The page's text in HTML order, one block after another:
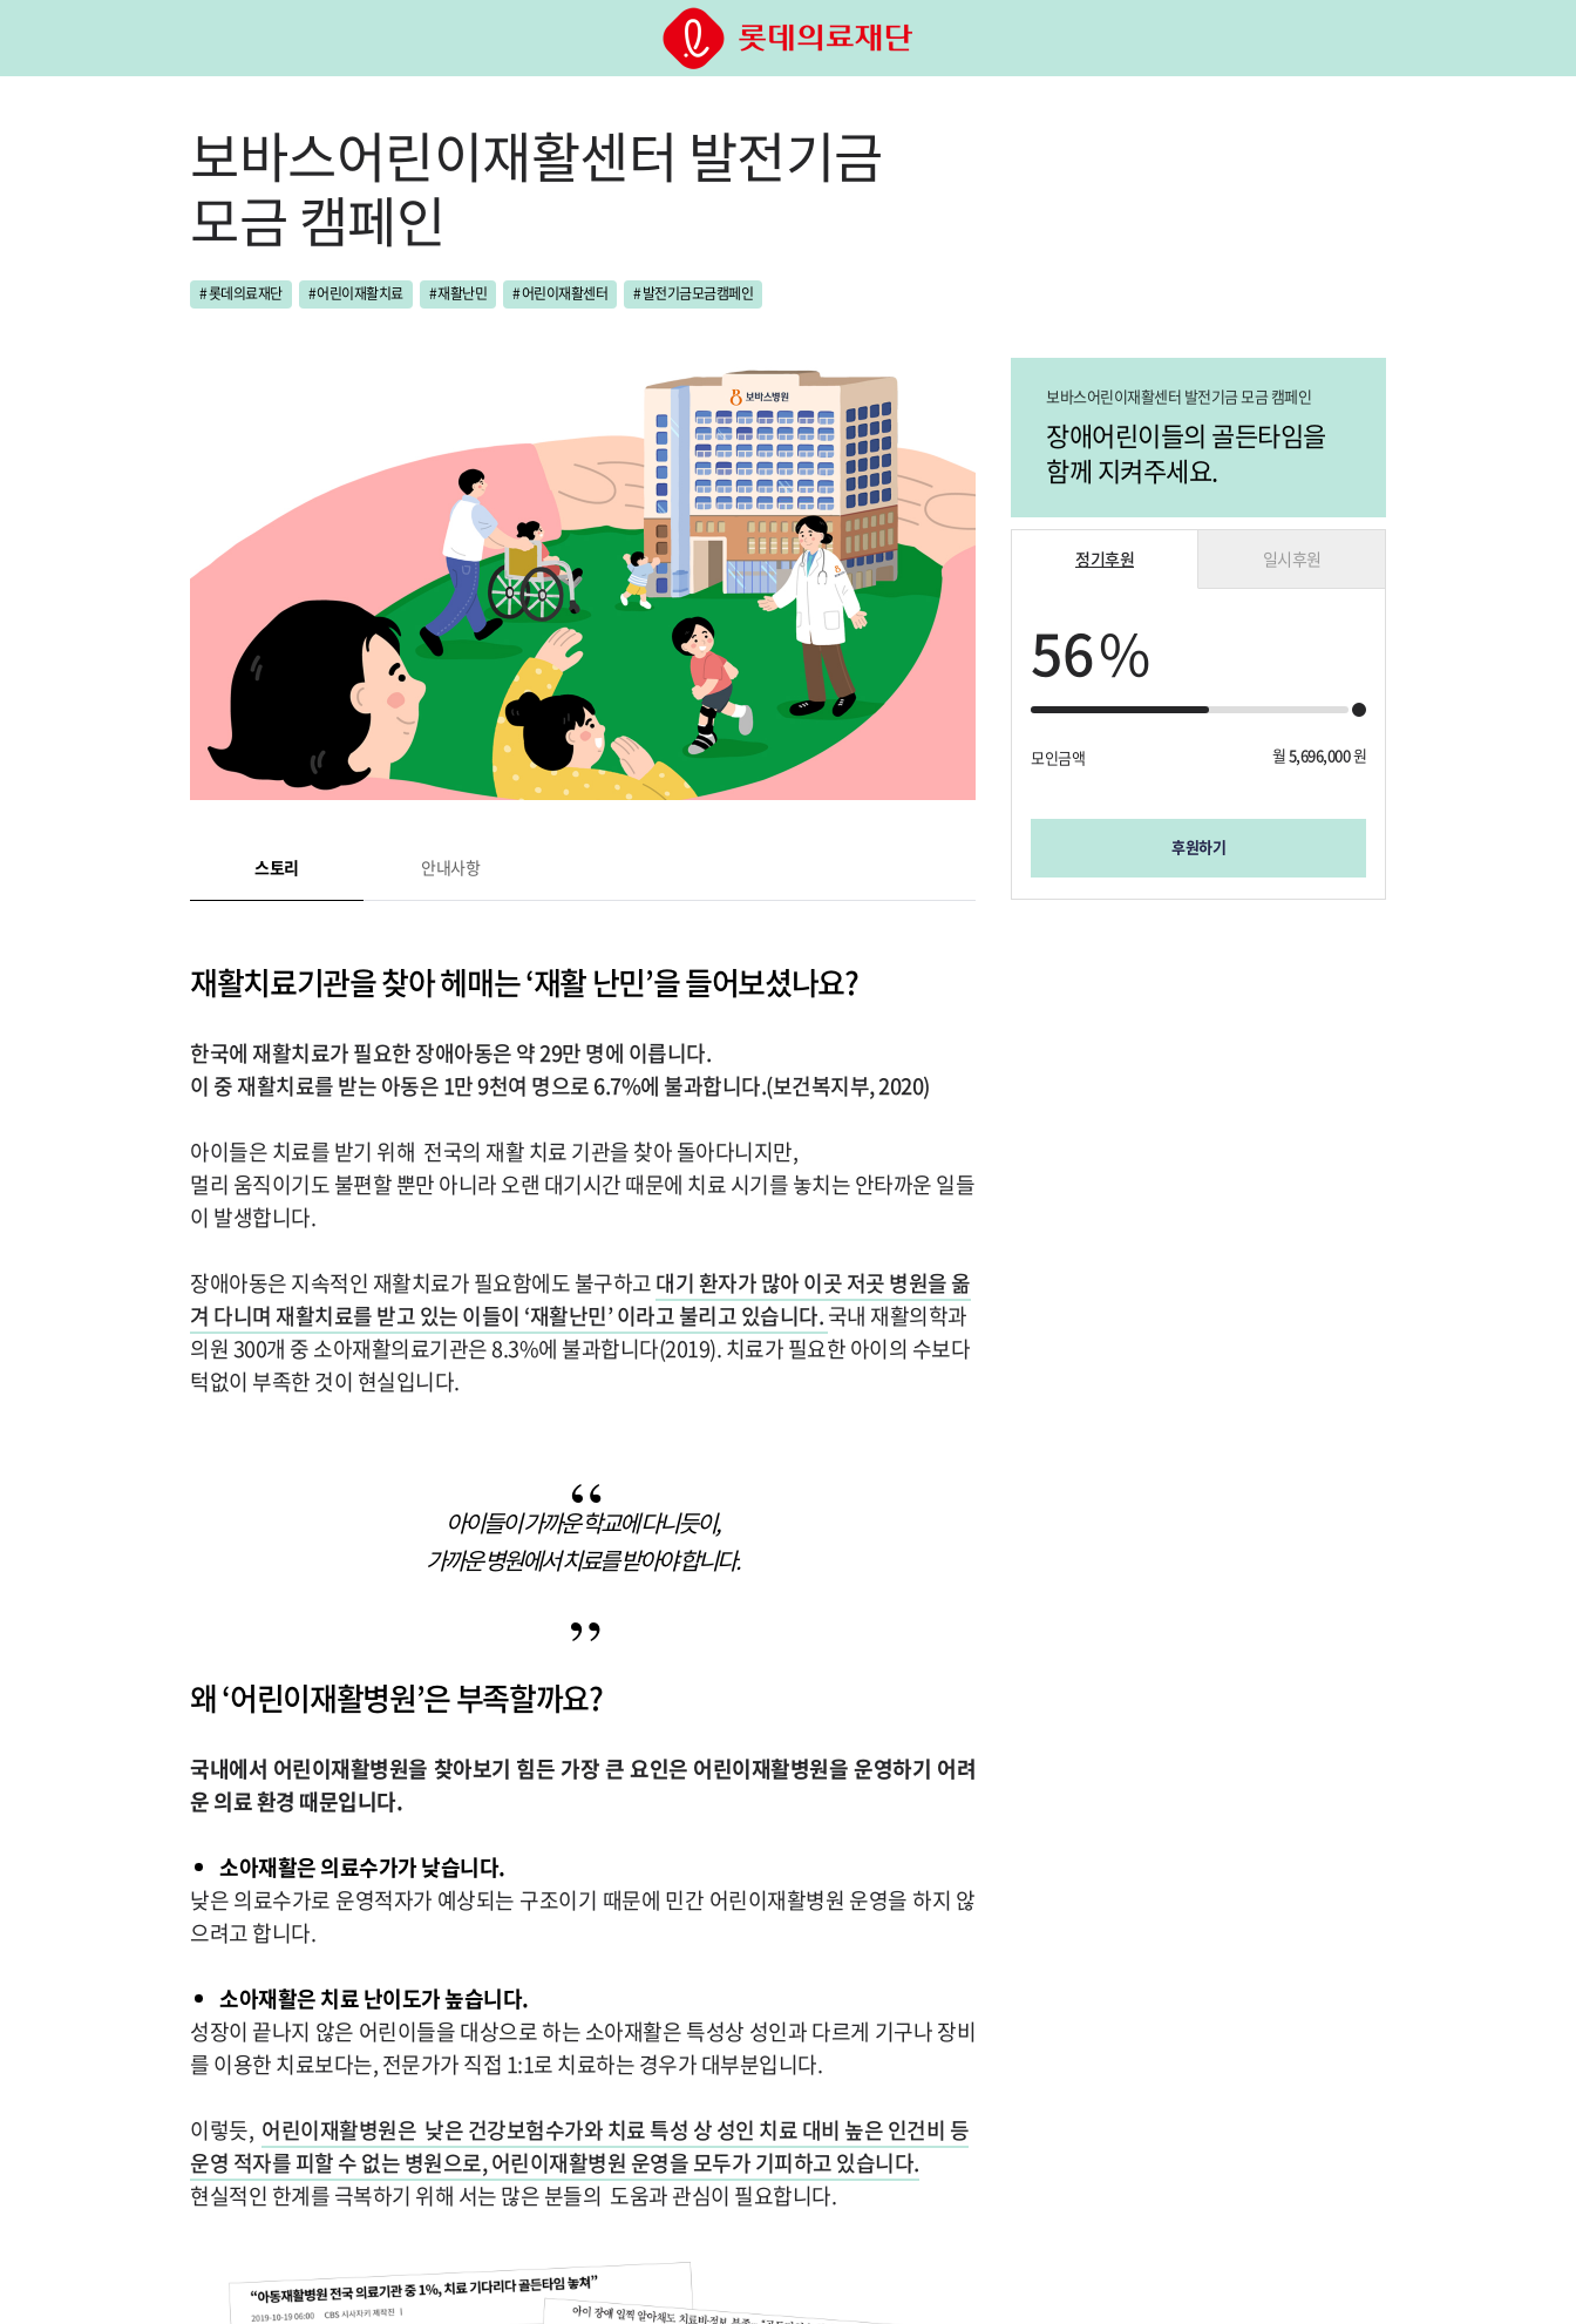
보바스어린이재활센터 발전기금
모금 캠페인
#롯데의료재단 #어린이재활치료 #재활난민 #어린이재활센터 #발전기금모금캠페인
보바스어린이재활센터 발전기금 모금 캠페인
장애어린이들의 골든타임을
함께 지켜주세요.
정기후원 일시후원
56%
모인금액 월5,696,000원
후원하기
스토리 안내사항
재활치료기관을 찾아 헤매는‘재활 난민’을 들어보셨나요?
한국에 재활치료가 필요한 장애아동은 약 29만 명에 이릅니다.
이 중 재활치료를 받는 아동은 1만 9천여 명으로 6.7%에 불과합니다.(보건복지부, 2020)
아이들은 치료를 받기 위해 전국의 재활 치료 기관을 찾아 돌아다니지만,
멀리 움직이기도 불편할 뿐만 아니라 오랜 대기시간 때문에 치료 시기를 놓치는 안타까운 일들
이 발생합니다.
장애아동은 지속적인 재활치료가 필요함에도 불구하고대기 환자가 많아 이곳 저곳 병원을 옮
겨 다니며 재활치료를 받고 있는 이들이 ‘재활난민’ 이라고 불리고 있습니다.국내 재활의학과
의원 300개 중 소아재활의료기관은 8.3%에 불과합니다(2019). 치료가 필요한 아이의 수보다
턱없이 부족한 것이 현실입니다.
아이들이 가까운 학교에 다니듯이,
가까운 병원에서 치료를 받아야 합니다.
왜‘어린이재활병원’은 부족할까요?
국내에서 어린이재활병원을 찾아보기 힘든 가장 큰 요인은 어린이재활병원을 운영하기 어려
운 의료 환경 때문입니다.
소아재활은 의료수가가 낮습니다.
낮은 의료수가로 운영적자가 예상되는 구조이기 때문에 민간 어린이재활병원 운영을 하지 않
으려고 합니다.
소아재활은 치료 난이도가 높습니다.
성장이 끝나지 않은 어린이들을 대상으로 하는 소아재활은 특성상 성인과 다르게 기구나 장비
를 이용한 치료보다는, 전문가가 직접 1:1로 치료하는 경우가 대부분입니다.
이렇듯, 어린이재활병원은 낮은 건강보험수가와 치료 특성 상 성인 치료 대비 높은 인건비 등
운영 적자를 피할 수 없는 병원으로, 어린이재활병원 운영을 모두가 기피하고 있습니다.
현실적인 한계를 극복하기 위해 서는 많은 분들의 도움과 관심이 필요합니다.